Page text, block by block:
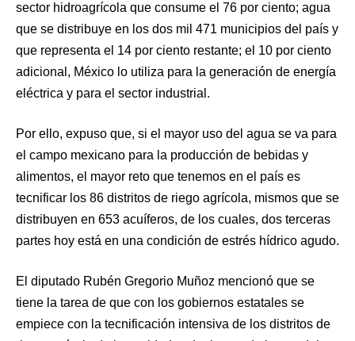
sector hidroagrícola que consume el 76 por ciento; agua
que se distribuye en los dos mil 471 municipios del país y
que representa el 14 por ciento restante; el 10 por ciento
adicional, México lo utiliza para la generación de energía
eléctrica y para el sector industrial.
Por ello, expuso que, si el mayor uso del agua se va para
el campo mexicano para la producción de bebidas y
alimentos, el mayor reto que tenemos en el país es
tecnificar los 86 distritos de riego agrícola, mismos que se
distribuyen en 653 acuíferos, de los cuales, dos terceras
partes hoy está en una condición de estrés hídrico agudo.
El diputado Rubén Gregorio Muñoz mencionó que se
tiene la tarea de que con los gobiernos estatales se
empiece con la tecnificación intensiva de los distritos de